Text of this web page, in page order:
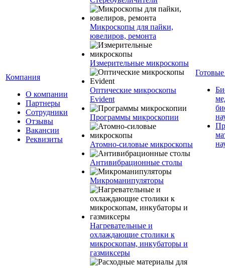
Компания
О компании
Партнеры
Сотрудники
Отзывы
Вакансии
Реквизиты
Микроскопы для пайки,
ювелиров, ремонта
Измерительные микроскопы
Оптические микроскопы
Evident
Программы микроскопии
Атомно-силовые микроскопы
Антивибрационные столы
Микроманипуляторы
Нагревательные и
охлаждающие столики к
микроскопам, инкубаторы и
газмиксеры